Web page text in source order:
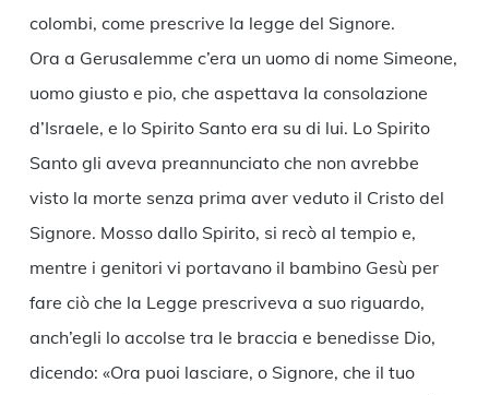
colombi, come prescrive la legge del Signore.
Ora a Gerusalemme c’era un uomo di nome Simeone,
uomo giusto e pio, che aspettava la consolazione
d’Israele, e lo Spirito Santo era su di lui. Lo Spirito
Santo gli aveva preannunciato che non avrebbe
visto la morte senza prima aver veduto il Cristo del
Signore. Mosso dallo Spirito, si recò al tempio e,
mentre i genitori vi portavano il bambino Gesù per
fare ciò che la Legge prescriveva a suo riguardo,
anch’egli lo accolse tra le braccia e benedisse Dio,
dicendo: «Ora puoi lasciare, o Signore, che il tuo